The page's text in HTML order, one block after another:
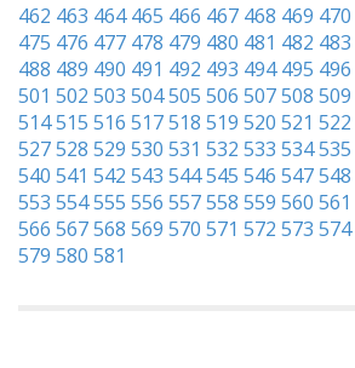
462 463 464 465 466 467 468 469 470
475 476 477 478 479 480 481 482 483
488 489 490 491 492 493 494 495 496
501 502 503 504505 506 507508 509
514515 516 517518 519 520 521 522
527528 529 530 531 532 533 534535
540 541 542 543 544545 546 547548
553 554555 556 557558 559 560 561
566 567568 569 570 571 572 573 574
579 580 581